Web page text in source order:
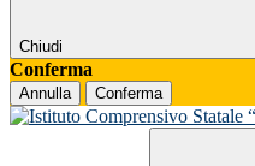
Chiudi
Conferma
Annulla Conferma